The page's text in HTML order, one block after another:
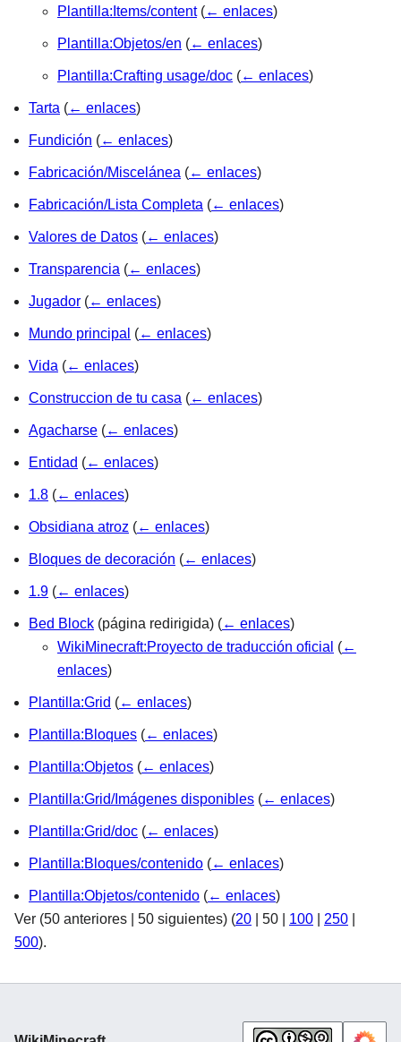
Plantilla:Items/content (← enlaces)
Plantilla:Objetos/en (← enlaces)
Plantilla:Crafting usage/doc (← enlaces)
Tarta (← enlaces)
Fundición (← enlaces)
Fabricación/Miscelánea (← enlaces)
Fabricación/Lista Completa (← enlaces)
Valores de Datos (← enlaces)
Transparencia (← enlaces)
Jugador (← enlaces)
Mundo principal (← enlaces)
Vida (← enlaces)
Construccion de tu casa (← enlaces)
Agacharse (← enlaces)
Entidad (← enlaces)
1.8 (← enlaces)
Obsidiana atroz (← enlaces)
Bloques de decoración (← enlaces)
1.9 (← enlaces)
Bed Block (página redirigida) (← enlaces)
WikiMinecraft:Proyecto de traducción oficial (←
enlaces)
Plantilla:Grid (← enlaces)
Plantilla:Bloques (← enlaces)
Plantilla:Objetos (← enlaces)
Plantilla:Grid/Imágenes disponibles (← enlaces)
Plantilla:Grid/doc (← enlaces)
Plantilla:Bloques/contenido (← enlaces)
Plantilla:Objetos/contenido (← enlaces)
Ver (50 anteriores 50 siguientes) (20 50 100 250
500).